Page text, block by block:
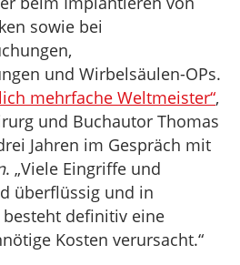
sowie bei
und Wirbelsäulen-OPs.
mehrfache Weltmeister“,
und Buchautor Thomas
Jahren im Gespräch mit
. „Viele Eingriffe und
überflüssig und in
definitiv eine
Kosten verursacht.“